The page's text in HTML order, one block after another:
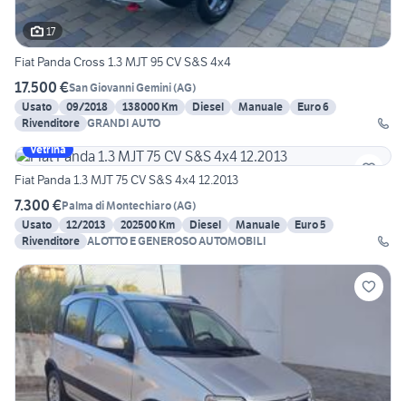
17
Fiat Panda Cross 1.3 MJT 95 CV S&S 4x4
17.500 €San Giovanni Gemini(AG)
Usato
09/2018 138000 Km Diesel Manuale
Euro 6
Rivenditore GRANDI AUTO
Vetrina
Fiat Panda 1.3 MJT 75 CV S&S 4x4 12.2013
7.300 €Palma di Montechiaro(AG)
Usato
12/2013 202500 Km Diesel Manuale
Euro 5
Rivenditore ALOTTO E GENEROSO AUTOMOBILI